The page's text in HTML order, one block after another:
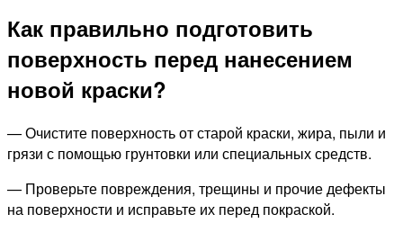
Как правильно подготовить
поверхность перед нанесением
новой краски?
— Очистите поверхность от старой краски, жира, пыли и
грязи с помощью грунтовки или специальных средств.
— Проверьте повреждения, трещины и прочие дефекты
на поверхности и исправьте их перед покраской.